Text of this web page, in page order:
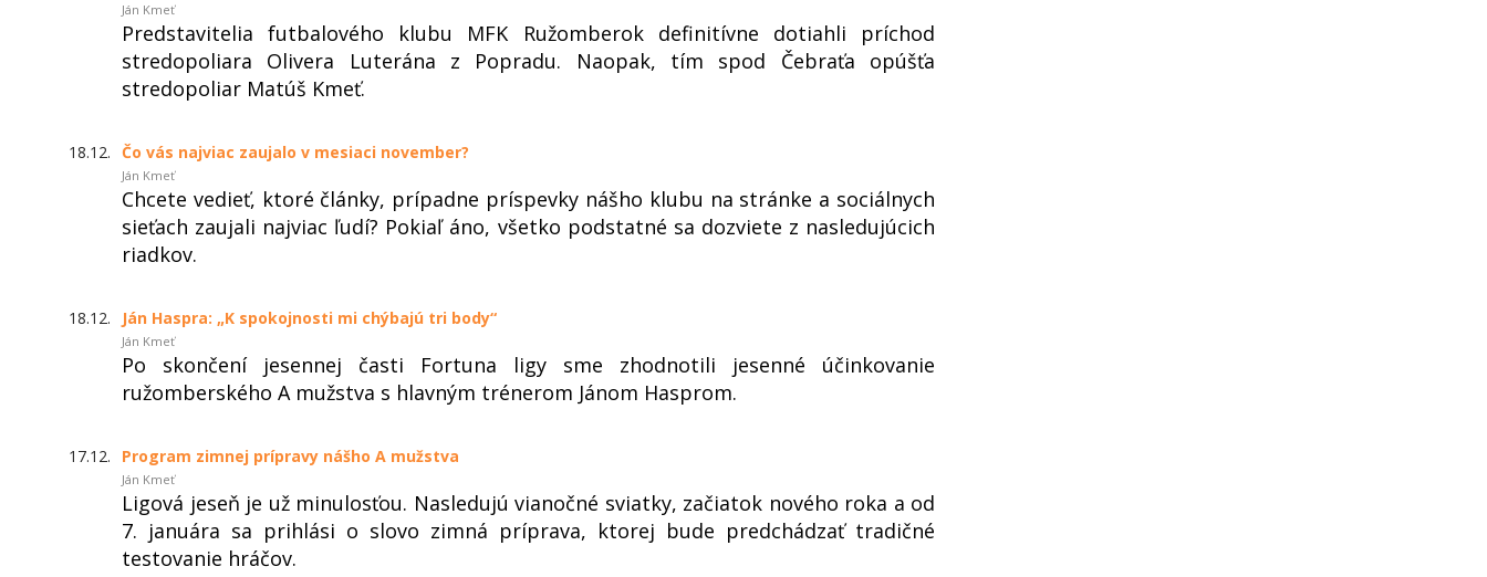
Ján Kmeť
Predstavitelia futbalového klubu MFK Ružomberok definitívne dotiahli príchod
stredopoliara Olivera Luterána z Popradu. Naopak, tím spod Čebraťa opúšťa
stredopoliar Matúš Kmeť.
18.12. ​Čo vás najviac zaujalo v mesiaci november?
Ján Kmeť
Chcete vedieť, ktoré články, prípadne príspevky nášho klubu na stránke a sociálnych
sieťach zaujali najviac ľudí? Pokiaľ áno, všetko podstatné sa dozviete z nasledujúcich
riadkov.
18.12. Ján Haspra: „K spokojnosti mi chýbajú tri body“
Ján Kmeť
Po skončení jesennej časti Fortuna ligy sme zhodnotili jesenné účinkovanie
ružomberského A mužstva s hlavným trénerom Jánom Hasprom.
17.12. Program zimnej prípravy nášho A mužstva
Ján Kmeť
Ligová jeseň je už minulosťou. Nasledujú vianočné sviatky, začiatok nového roka a od
7. januára sa prihlási o slovo zimná príprava, ktorej bude predchádzať tradičné
testovanie hráčov.